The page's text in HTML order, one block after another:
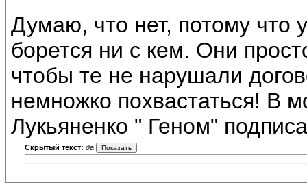
Думаю, что нет, потому что
борется ни с кем. Они
чтобы те не нарушали
немножко похвастаться! В
Лукьяненко " Геном"
Скрытый текст: да